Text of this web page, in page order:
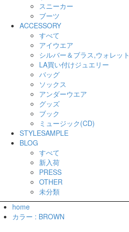
スニーカー
ブーツ
ACCESSORY
すべて
アイウエア
シルバー＆ブラス,ウォレット
LA買い付けジュエリー
バッグ
ソックス
アンダーウエア
グッズ
ブック
ミュージック(CD)
STYLESAMPLE
BLOG
すべて
新入荷
PRESS
OTHER
未分類
home
カラー : BROWN